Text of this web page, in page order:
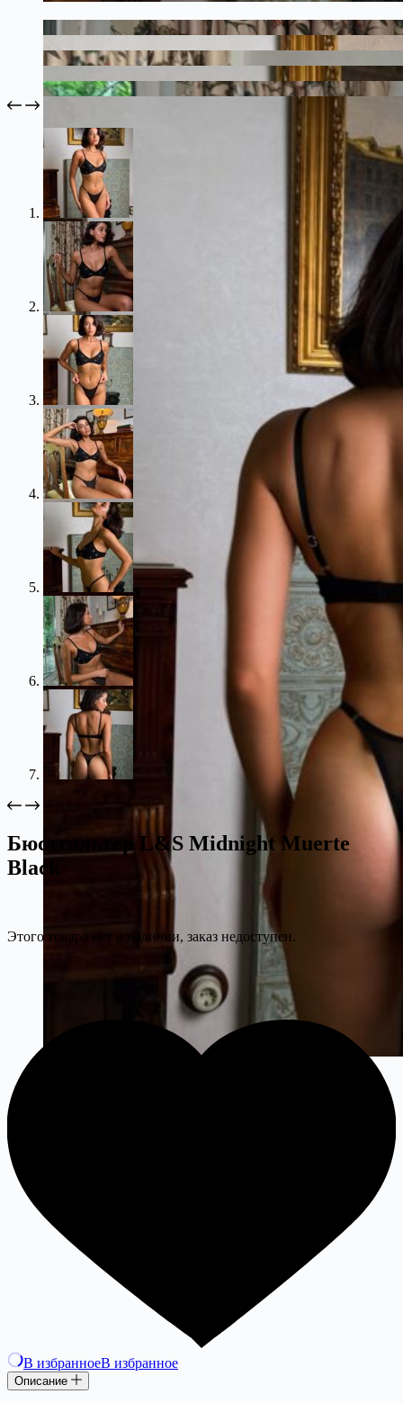
Бюстгальтер L&S Midnight Muerte
Black
Этого товара нет в наличии, заказ недоступен.
В избранноеВ избранное
Описание